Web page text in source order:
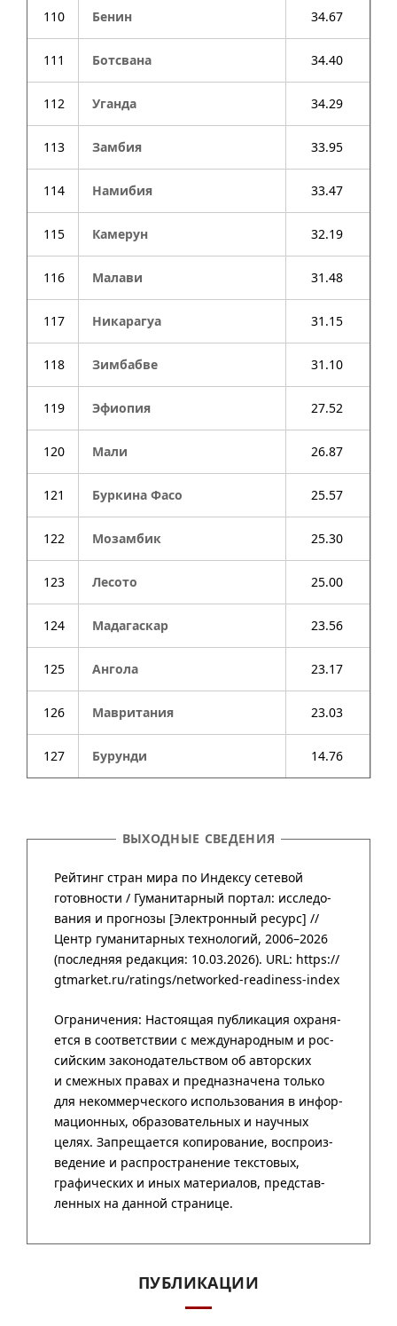
110 Бенин 34.67
111 Ботсвана 34.40
112 Уганда 34.29
113 Замбия 33.95
114 Намибия 33.47
115 Камерун 32.19
116 Малави 31.48
117 Никарагуа 31.15
118 Зимбабве 31.10
119 Эфиопия 27.52
120 Мали 26.87
121 Буркина Фасо 25.57
122 Мозамбик 25.30
123 Лесото 25.00
124 Мадагаскар 23.56
125 Ангола 23.17
126 Мавритания 23.03
127 Бурунди 14.76
ВЫХОДНЫЕ СВЕДЕНИЯ
Рейтинг стран мира по Индексу сетевой
готовности / Гума­нитар­ный портал: иссле­до­
ва­ния и прог­нозы [Элект­рон­ный ресурс] //
Центр гума­нитар­ных техно­логий, 2006–2026
(после­дняя редак­ция: 10.03.2026). URL: https://
gtmarket.ru/ratings/networked-readiness-index
ПУБЛИКАЦИИ